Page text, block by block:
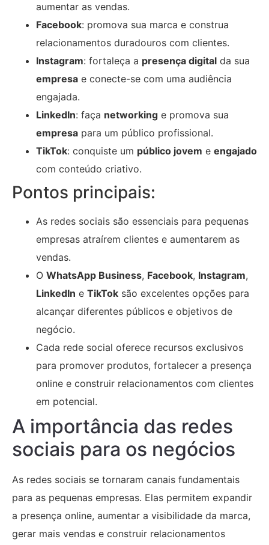
aumentar as vendas.
Facebook: promova sua marca e construa
relacionamentos duradouros com clientes.
Instagram: fortaleça a presença digital da sua
empresa e conecte-se com uma audiência
engajada.
LinkedIn: faça networking e promova sua
empresa para um público profissional.
TikTok: conquiste um público jovem e engajado
com conteúdo criativo.
Pontos principais:
As redes sociais são essenciais para pequenas
empresas atraírem clientes e aumentarem as
vendas.
O WhatsApp Business, Facebook, Instagram,
LinkedIn e TikTok são excelentes opções para
alcançar diferentes públicos e objetivos de
negócio.
Cada rede social oferece recursos exclusivos
para promover produtos, fortalecer a presença
online e construir relacionamentos com clientes
em potencial.
A importância das redes
sociais para os negócios
As redes sociais se tornaram canais fundamentais
para as pequenas empresas. Elas permitem expandir
a presença online, aumentar a visibilidade da marca,
gerar mais vendas e construir relacionamentos